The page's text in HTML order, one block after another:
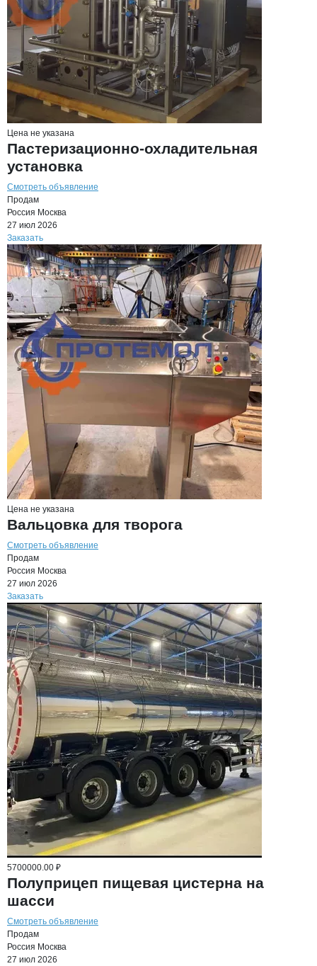
Цена не указана
Пастеризационно-охладительная
установка
Смотреть объявление
Продам
Россия Москва
27 июл 2026
Заказать
Цена не указана
Вальцовка для творога
Смотреть объявление
Продам
Россия Москва
27 июл 2026
Заказать
5700000.00 ₽
Полуприцеп пищевая цистерна на
шасси
Смотреть объявление
Продам
Россия Москва
27 июл 2026